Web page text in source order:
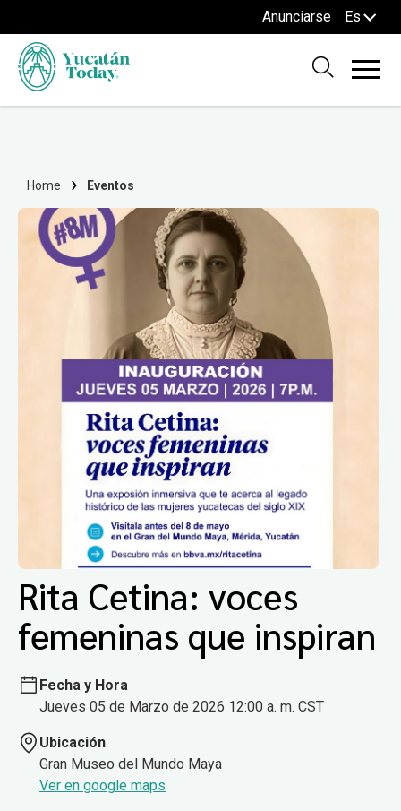
Anunciarse Es
Home Eventos
Rita Cetina: voces
femeninas que inspiran
Fecha y Hora
Jueves 05 de Marzo de 2026 12:00 a. m. CST
Ubicación
Gran Museo del Mundo Maya
Ver en google maps